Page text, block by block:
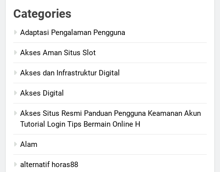
Categories
Adaptasi Pengalaman Pengguna
Akses Aman Situs Slot
Akses dan Infrastruktur Digital
Akses Digital
Akses Situs Resmi Panduan Pengguna Keamanan Akun
Tutorial Login Tips Bermain Online H
Alam
alternatif horas88